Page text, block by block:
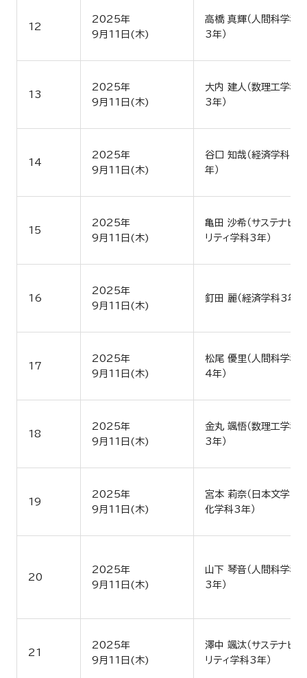
12
2025年
9月11日(木)
高橋 真輝（人間科学科
3年）
13
2025年
9月11日(木)
大内 建人（数理工学科
3年）
14
2025年
9月11日(木)
谷口 知哉（経済学科3
年）
15
2025年
9月11日(木)
亀田 沙希（サステナビ
リティ学科3年）
16
2025年
9月11日(木)
釘田 麗（経済学科3年）
17
2025年
9月11日(木)
松尾 優里（人間科学科
4年）
18
2025年
9月11日(木)
金丸 颯悟（数理工学科
3年）
19
2025年
9月11日(木)
宮本 莉奈（日本文学文
化学科3年）
20
2025年
9月11日(木)
山下 琴音（人間科学科
3年）
21
2025年
9月11日(木)
澤中 颯汰（サステナビ
リティ学科3年）